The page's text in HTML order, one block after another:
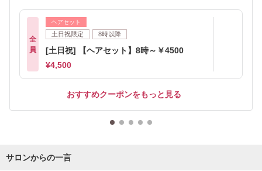
全
員
ヘアセット
土日祝限定 8時以降
[土日祝] 【ヘアセット】8時～￥4500
¥4,500
おすすめクーポンをもっと見る
サロンからの一言